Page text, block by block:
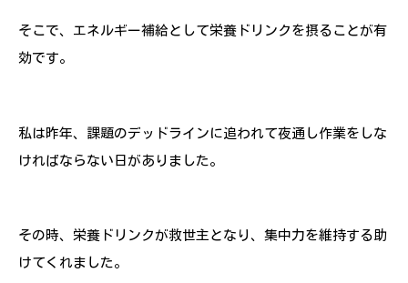
そこで、エネルギー補給として栄養ドリンクを摂ることが有
効です。
私は昨年、課題のデッドラインに追われて夜通し作業をしな
ければならない日がありました。
その時、栄養ドリンクが救世主となり、集中力を維持する助
けてくれました。